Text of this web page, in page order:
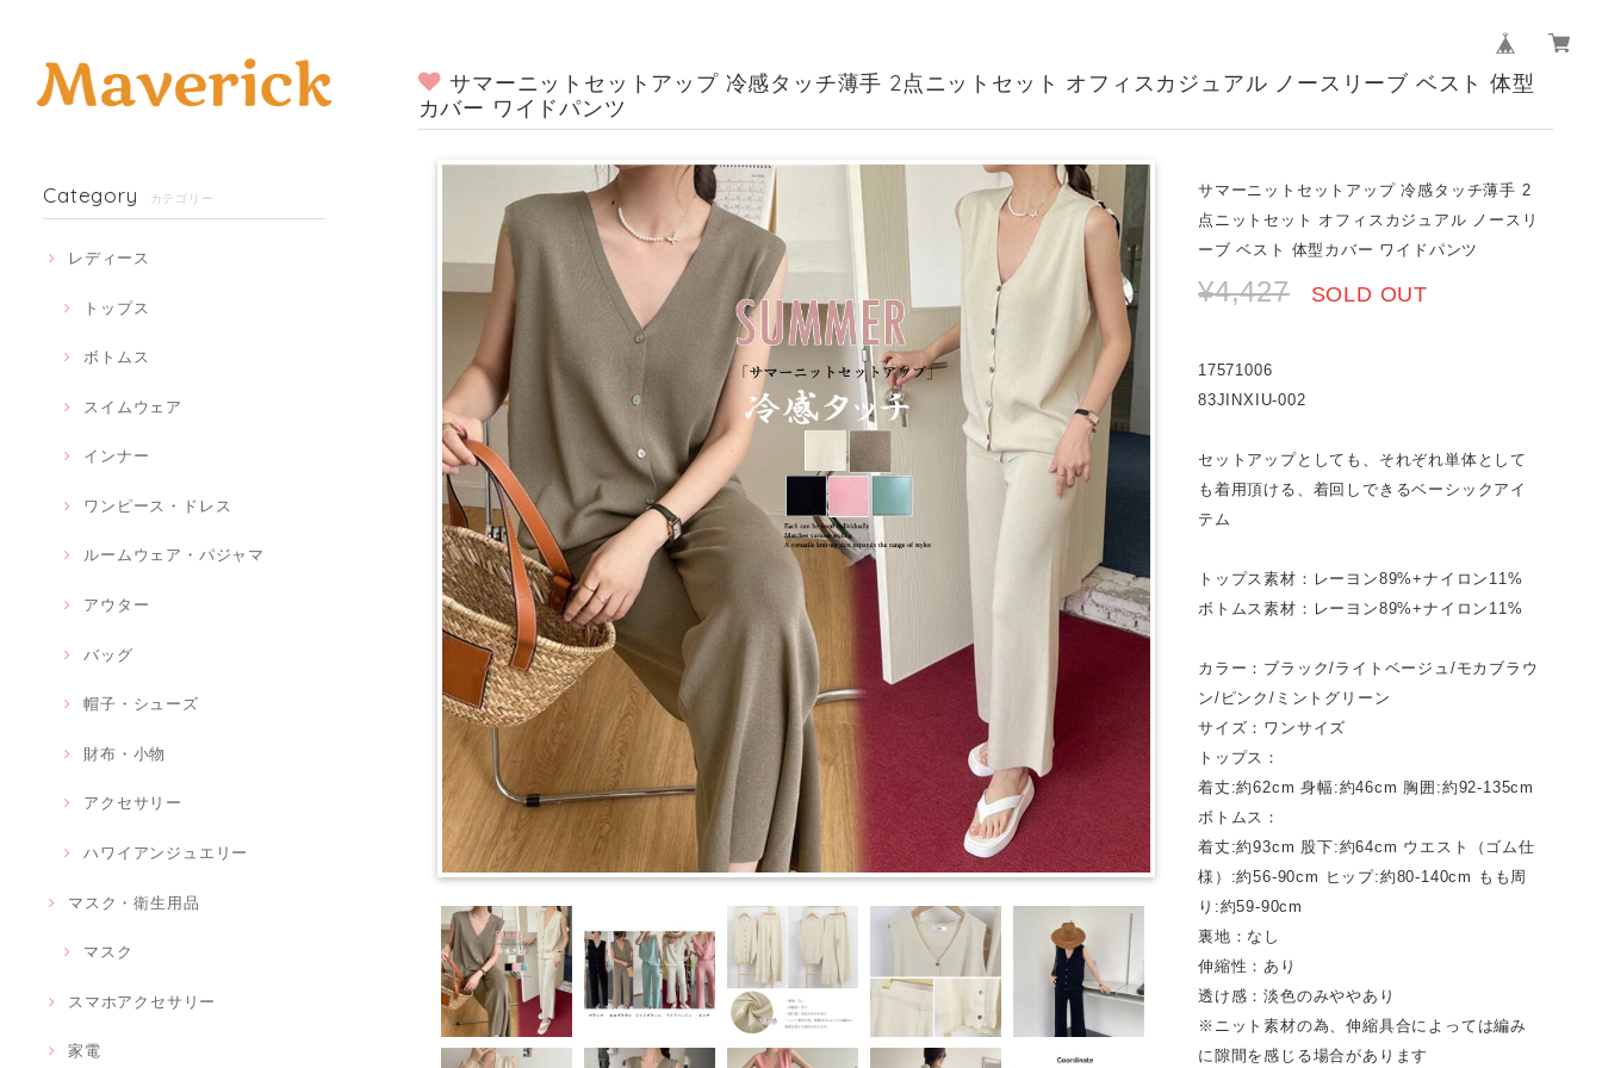
Category カテゴリー
レディース
トップス
ボトムス
スイムウェア
インナー
ワンピース・ドレス
ルームウェア・パジャマ
アウター
バッグ
帽子・シューズ
財布・小物
アクセサリー
ハワイアンジュエリー
マスク・衛生用品
マスク
スマホアクセサリー
家電
サマーニットセットアップ 冷感タッチ薄手 2点ニットセット オフィスカジュアル ノースリーブ ベスト 体型
カバー ワイドパンツ
サマーニットセットアップ 冷感タッチ薄手 2
点ニットセット オフィスカジュアル ノースリ
ーブ ベスト 体型カバー ワイドパンツ
¥4,427 SOLD OUT
17571006
83JINXIU-002
セットアップとしても、それぞれ単体として
も着用頂ける、着回しできるベーシックアイ
テム
トップス素材：レーヨン89%+ナイロン11%
ボトムス素材：レーヨン89%+ナイロン11%
カラー：ブラック/ライトベージュ/モカブラウ
ン/ピンク/ミントグリーン
サイズ：ワンサイズ
トップス：
着丈:約62cm 身幅:約46cm 胸囲:約92-135cm
ボトムス：
着丈:約93cm 股下:約64cm ウエスト（ゴム仕
様）:約56-90cm ヒップ:約80-140cm もも周
り:約59-90cm
裏地：なし
伸縮性：あり
透け感：淡色のみややあり
※ニット素材の為、伸縮具合によっては編み
に隙間を感じる場合があります